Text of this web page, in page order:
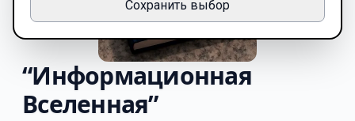
“Информационная
Вселенная”
Сохранить выбор